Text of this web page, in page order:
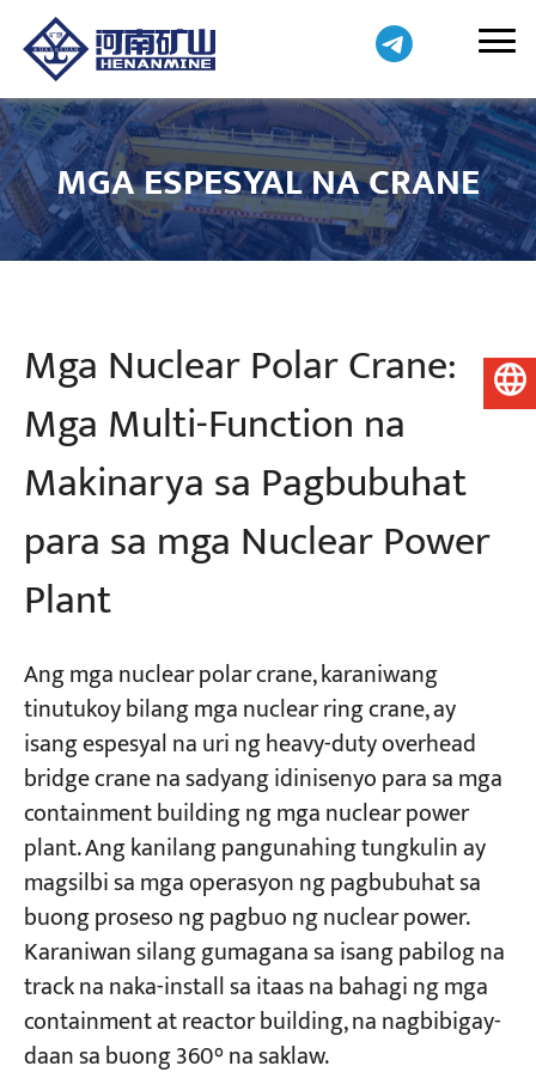
MGA ESPESYAL NA CRANE
Mga Nuclear Polar Crane:
Mga Multi-Function na
Makinarya sa Pagbubuhat
para sa mga Nuclear Power
Plant
Ang mga nuclear polar crane, karaniwang
tinutukoy bilang mga nuclear ring crane, ay
isang espesyal na uri ng heavy-duty overhead
bridge crane na sadyang idinisenyo para sa mga
containment building ng mga nuclear power
plant. Ang kanilang pangunahing tungkulin ay
magsilbi sa mga operasyon ng pagbubuhat sa
buong proseso ng pagbuo ng nuclear power.
Karaniwan silang gumagana sa isang pabilog na
track na naka-install sa itaas na bahagi ng mga
containment at reactor building, na nagbibigay-
daan sa buong 360° na saklaw.
Pilipino